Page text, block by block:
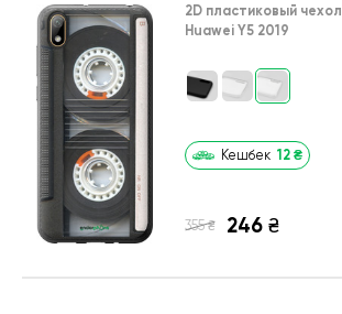
2D пластиковый чехол
Huawei Y5 2019
Кешбек 12 ₴
355 ₴ 246 ₴